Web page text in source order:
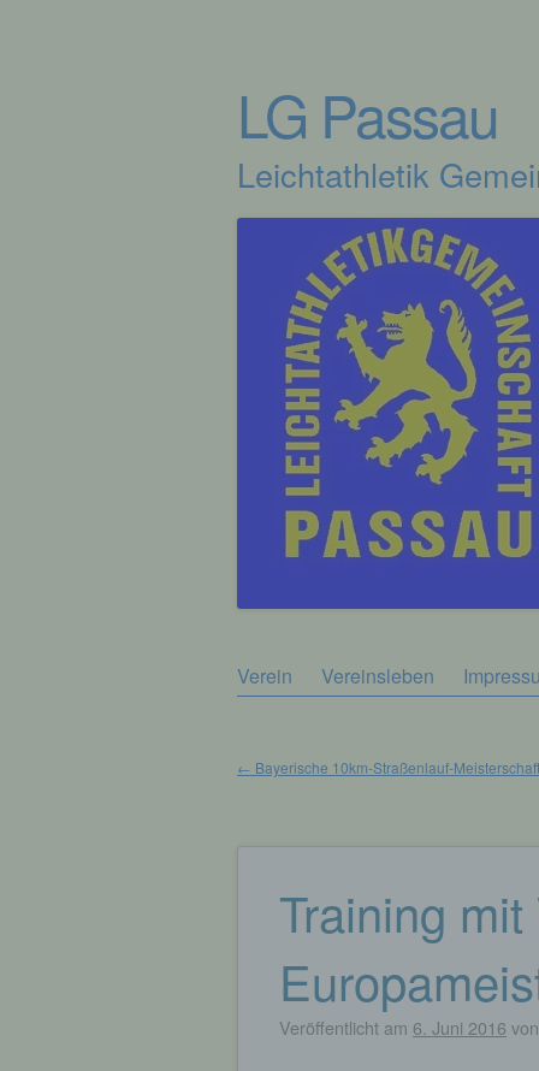
LG Passau
Leichtathletik
Zum
Verein Vereinsleben
← Bayerische 10km-Straßenlauf-
Training
Veröffentlicht am 6. Juni 2016